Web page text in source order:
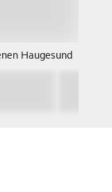
Haugesund